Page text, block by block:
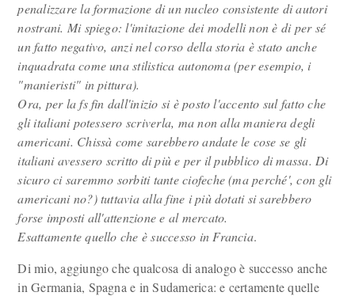
penalizzare la formazione di un nucleo consistente di autori
nostrani. Mi spiego: l'imitazione dei modelli non è di per sé
un fatto negativo, anzi nel corso della storia è stato anche
inquadrata come una stilistica autonoma (per esempio, i
"manieristi" in pittura).
Ora, per la fs fin dall'inizio si è posto l'accento sul fatto che
gli italiani potessero scriverla, ma non alla maniera degli
americani. Chissà come sarebbero andate le cose se gli
italiani avessero scritto di più e per il pubblico di massa. Di
sicuro ci saremmo sorbiti tante ciofeche (ma perché', con gli
americani no?) tuttavia alla fine i più dotati si sarebbero
forse imposti all'attenzione e al mercato.
Esattamente quello che è successo in Francia.
Di mio, aggiungo che qualcosa di analogo è successo anche
in Germania, Spagna e in Sudamerica: e certamente quelle